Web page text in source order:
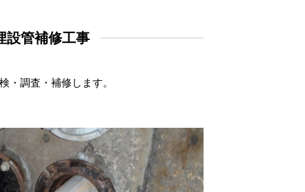
設管補修工事
・調査・補修します。